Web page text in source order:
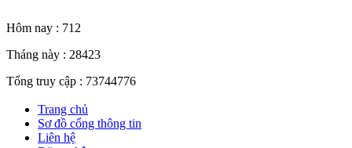
Hôm nay : 712
Tháng này : 28423
Tổng truy cập : 73744776
Trang chủ
Sơ đồ cổng thông tin
Liên hệ